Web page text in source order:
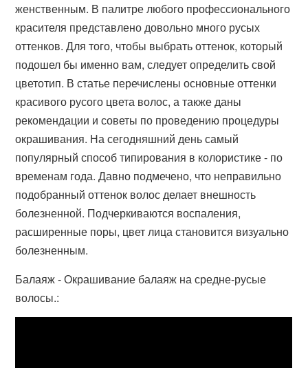
женственным. В палитре любого профессионального
красителя представлено довольно много русых
оттенков. Для того, чтобы выбрать оттенок, который
подошел бы именно вам, следует определить свой
цветотип. В статье перечислены основные оттенки
красивого русого цвета волос, а также даны
рекомендации и советы по проведению процедуры
окрашивания. На сегодняшний день самый
популярный способ типирования в колористике - по
временам года. Давно подмечено, что неправильно
подобранный оттенок волос делает внешность
болезненной. Подчеркиваются воспаления,
расширенные поры, цвет лица становится визуально
болезненным.
Балаяж - Окрашивание балаяж на средне-русые
волосы.: